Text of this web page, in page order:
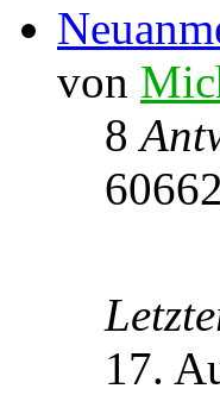
von
8
17.